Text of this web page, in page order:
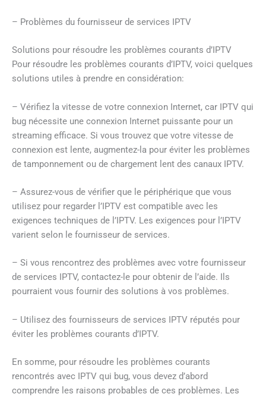
– Problèmes du fournisseur de services IPTV
Solutions pour résoudre les problèmes courants d’IPTV
Pour résoudre les problèmes courants d’IPTV, voici quelques
solutions utiles à prendre en considération:
– Vérifiez la vitesse de votre connexion Internet, car IPTV qui
bug nécessite une connexion Internet puissante pour un
streaming efficace. Si vous trouvez que votre vitesse de
connexion est lente, augmentez-la pour éviter les problèmes
de tamponnement ou de chargement lent des canaux IPTV.
– Assurez-vous de vérifier que le périphérique que vous
utilisez pour regarder l’IPTV est compatible avec les
exigences techniques de l’IPTV. Les exigences pour l’IPTV
varient selon le fournisseur de services.
– Si vous rencontrez des problèmes avec votre fournisseur
de services IPTV, contactez-le pour obtenir de l’aide. Ils
pourraient vous fournir des solutions à vos problèmes.
– Utilisez des fournisseurs de services IPTV réputés pour
éviter les problèmes courants d’IPTV.
En somme, pour résoudre les problèmes courants
rencontrés avec IPTV qui bug, vous devez d’abord
comprendre les raisons probables de ces problèmes. Les